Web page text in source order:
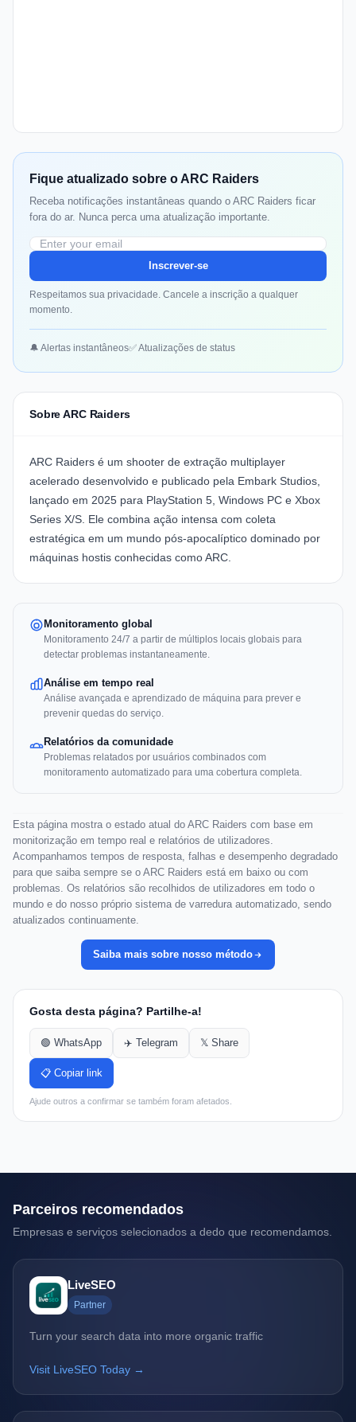
Fique atualizado sobre o ARC Raiders
Receba notificações instantâneas quando o ARC Raiders ficar
fora do ar. Nunca perca uma atualização importante.
Inscrever-se
Respeitamos sua privacidade. Cancele a inscrição a qualquer
momento.
🔔 Alertas instantâneos✅ Atualizações de status
Sobre ARC Raiders
ARC Raiders é um shooter de extração multiplayer
acelerado desenvolvido e publicado pela Embark Studios,
lançado em 2025 para PlayStation 5, Windows PC e Xbox
Series X/S. Ele combina ação intensa com coleta
estratégica em um mundo pós-apocalíptico dominado por
máquinas hostis conhecidas como ARC.
Monitoramento global
Monitoramento 24/7 a partir de múltiplos locais globais para
detectar problemas instantaneamente.
Análise em tempo real
Análise avançada e aprendizado de máquina para prever e
prevenir quedas do serviço.
Relatórios da comunidade
Problemas relatados por usuários combinados com
monitoramento automatizado para uma cobertura completa.
Esta página mostra o estado atual do ARC Raiders com base em
monitorização em tempo real e relatórios de utilizadores.
Acompanhamos tempos de resposta, falhas e desempenho degradado
para que saiba sempre se o ARC Raiders está em baixo ou com
problemas. Os relatórios são recolhidos de utilizadores em todo o
mundo e do nosso próprio sistema de varredura automatizado, sendo
atualizados continuamente.
Saiba mais sobre nosso método
Gosta desta página? Partilhe-a!
🟢 WhatsApp ✈️ Telegram 𝕏 Share
📋 Copiar link
Ajude outros a confirmar se também foram afetados.
Parceiros recomendados
Empresas e serviços selecionados a dedo que recomendamos.
LiveSEO
Partner
Turn your search data into more organic traffic
Visit LiveSEO Today →